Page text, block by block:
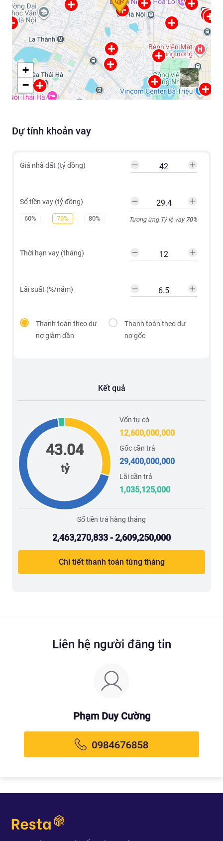
+
−
Dự tính khoản vay
Giá nhà đất (tỷ đồng)
Số tiền vay (tỷ đồng)
60% 70% 80% Tương ứng Tỷ lệ vay70%
Thời hạn vay (tháng)
Lãi suất (%/năm)
Thanh toán theo dư
nợ giảm dần
Thanh toán theo dư
nợ gốc
Kết quả
43.04
tỷ
Vốn tự có
12,600,000,000
Gốc cần trả
29,400,000,000
Lãi cần trả
1,035,125,000
Số tiền trả hàng tháng
2,463,270,833 - 2,609,250,000
Chi tiết thanh toán từng tháng
Liên hệ người đăng tin
Phạm Duy Cường